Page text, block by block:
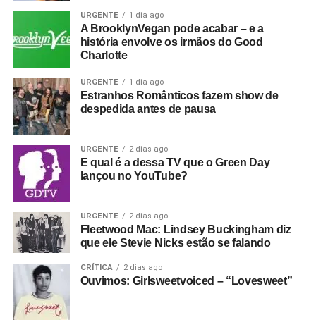
URGENTE 1 dia ago
A BrooklynVegan pode acabar – e a
história envolve os irmãos do Good
Charlotte
URGENTE 1 dia ago
Estranhos Românticos fazem show de
despedida antes de pausa
URGENTE 2 dias ago
E qual é a dessa TV que o Green Day
lançou no YouTube?
URGENTE 2 dias ago
Fleetwood Mac: Lindsey Buckingham diz
que ele Stevie Nicks estão se falando
CRÍTICA 2 dias ago
Ouvimos: Girlsweetvoiced – “Lovesweet”